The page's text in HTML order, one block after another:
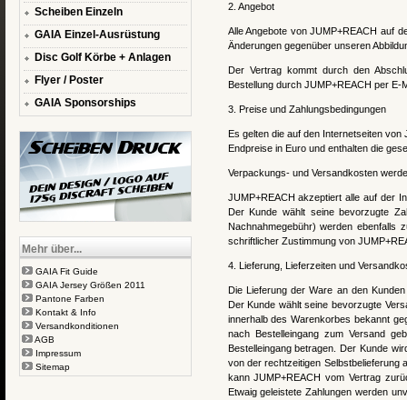
Scheiben Einzeln
GAIA Einzel-Ausrüstung
Disc Golf Körbe + Anlagen
Flyer / Poster
GAIA Sponsorships
Mehr über...
GAIA Fit Guide
GAIA Jersey Größen 2011
Pantone Farben
Kontakt & Info
Versandkonditionen
AGB
Impressum
Sitemap
2. Angebot
Alle Angebote von JUMP+REACH auf
Änderungen gegenüber unseren
Der Vertrag kommt durch den
Bestellung durch JUMP+REACH per E-
3. Preise und Zahlungsbedingungen
Es gelten die auf den Internetseiten von
Endpreise in Euro und enthalten die
Verpackungs- und Versandkosten
JUMP+REACH akzeptiert alle auf der
Der Kunde wählt seine bevorzugte
Nachnahmegebühr) werden ebenfalls
schriftlicher Zustimmung von
4. Lieferung, Lieferzeiten und
Die Lieferung der Ware an den
Der Kunde wählt seine bevorzugte
innerhalb des Warenkorbes bekannt
nach Bestelleingang zum Versand
Bestelleingang betragen. Der Kunde
von der rechtzeitigen Selbstbelieferung
kann JUMP+REACH vom Vertrag
Etwaig geleistete Zahlungen werden